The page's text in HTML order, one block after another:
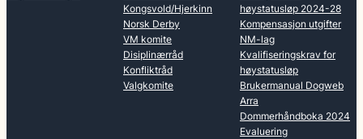
Kongsvold/Hjerkinn
Norsk Derby
VM komite
Disiplinærråd
Konfliktråd
Valgkomite
høystatusløp 2024-28
Kompensasjon utgifter
NM-lag
Kvalifiseringskrav for
høystatusløp
Brukermanual Dogweb
Arra
Dommerhåndboka 2024
Evaluering